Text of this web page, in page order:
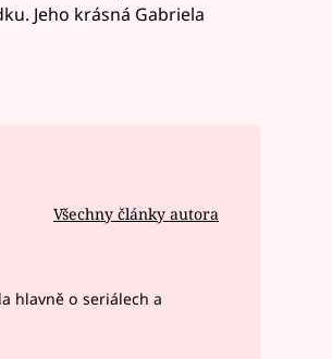
Jeho krásná Gabriela
Všechny články autora
hlavně o seriálech a